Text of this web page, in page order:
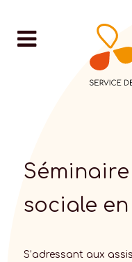
sociale
S’adressant aux